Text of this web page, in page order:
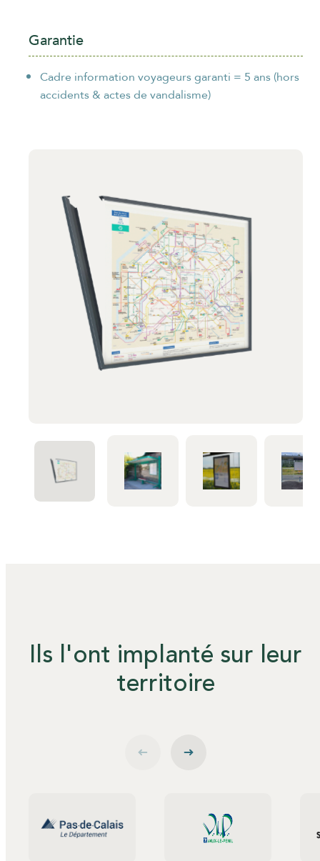
Garantie
Cadre information voyageurs garanti = 5 ans (hors
accidents & actes de vandalisme)
Ils l'ont implanté sur leur
territoire